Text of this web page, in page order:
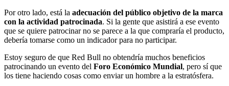
Por otro lado, está la adecuación del público objetivo de la marca
con la actividad patrocinada. Si la gente que asistirá a ese evento
que se quiere patrocinar no se parece a la que compraría el producto,
debería tomarse como un indicador para no participar.
Estoy seguro de que Red Bull no obtendría muchos beneficios
patrocinando un evento del Foro Económico Mundial, pero sí que
los tiene haciendo cosas como enviar un hombre a la estratósfera.